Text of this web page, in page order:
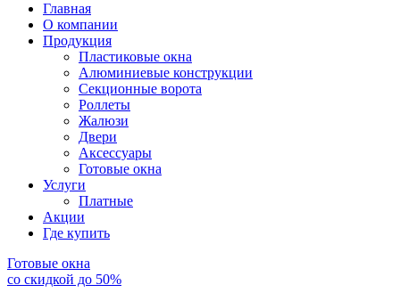
Главная
О компании
Продукция
Пластиковые окна
Алюминиевые конструкции
Секционные ворота
Роллеты
Жалюзи
Двери
Аксессуары
Готовые окна
Услуги
Платные
Акции
Где купить
Готовые окна
со скидкой до 50%